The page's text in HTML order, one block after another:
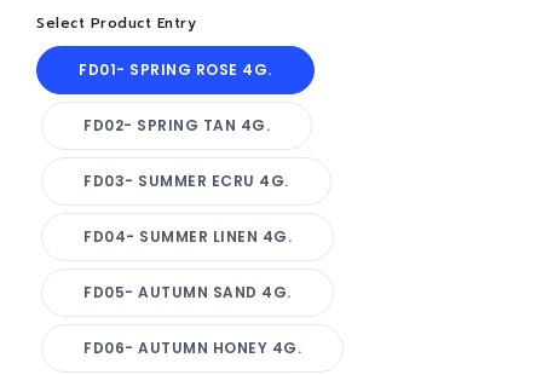
Select Product Entry
FD01- SPRING ROSE 4G.
FD02- SPRING TAN 4G.
FD03- SUMMER ECRU 4G.
FD04- SUMMER LINEN 4G.
FD05- AUTUMN SAND 4G.
FD06- AUTUMN HONEY 4G.